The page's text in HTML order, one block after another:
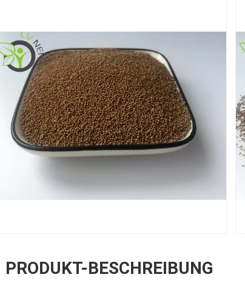
PRODUKT-BESCHREIBUNG